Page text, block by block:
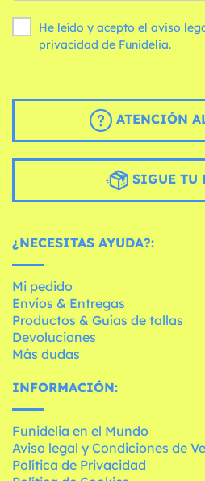
He leído y acepto el aviso
privacidad de Funidelia.
ATENCIÓN
SIGUE TU
¿NECESITAS AYUDA?:
Mi pedido
Envíos & Entregas
Productos & Guías de tallas
Devoluciones
Más dudas
INFORMACIÓN:
Funidelia en el Mundo
Aviso legal y Condiciones de
Política de Privacidad